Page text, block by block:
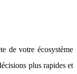
de votre écosystème
plus rapides et